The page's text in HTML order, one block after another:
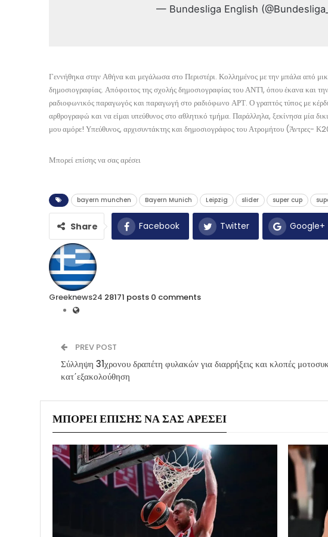
— Bundesliga English
Γεννήθηκα στην Αθήνα και μεγάλωσα στο Περιστέρι. Κολλημένος με την μπάλα από
δημοσιογραφίας. Απόφοιτος της σχολής δημοσιογραφίας του ΑΝΤ1, όπου έκανα και
ραδιοφωνικός παραγωγός και παραγωγή στο ραδιόφωνο ΑΡΤ. Ο γραπτός τύπος με
αρθρογραφώ και να είμαι υπεύθυνος στο αθλητικό τμήμα. Παράλληλα, ξεκίνησα μία
μου αμόρε! Υπεύθυνος, αρχισυντάκτης και δημοσιογράφος του Ατρομήτου (Άντρες-
Μπορεί επίσης να σας αρέσει
bayern munchen Bayern Munich Leipzig slider super cup
Share Facebook Twitter Google+
Greeknews24 28171 posts 0 comments
PREV POST
Σύλληψη 31χρονου δραπέτη φυλακών για διαρρήξεις και κλοπές
κατ΄εξακολούθηση
ΜΠΟΡΕΊ ΕΠΊΣΗΣ ΝΑ ΣΑΣ ΑΡΈΣΕΙ